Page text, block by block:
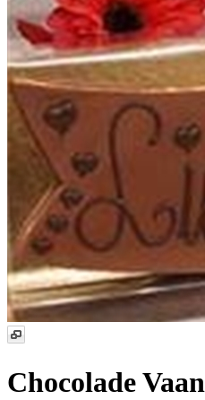
Chocolade Vaan